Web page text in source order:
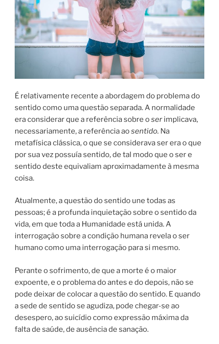
É relativamente recente a abordagem do problema do
sentido como uma questão separada. A normalidade
era considerar que a referência sobre oser implicava,
necessariamente, a referência aosentido. Na
metafísica clássica, o que se considerava ser era o que
por sua vez possuía sentido, de tal modo que o ser e
sentido deste equivaliam aproximadamente à mesma
coisa.
Atualmente, a questão do sentido une todas as
pessoas; é a profunda inquietação sobre o sentido da
vida, em que toda a Humanidade está unida. A
interrogação sobre a condição humana revela o ser
humano como uma interrogação para si mesmo.
Perante o sofrimento, de que a morte é o maior
expoente, e o problema do antes e do depois, não se
pode deixar de colocar a questão do sentido. E quando
a sede de sentido se agudiza, pode chegar-se ao
desespero, ao suicídio como expressão máxima da
falta de saúde, de ausência de sanação.